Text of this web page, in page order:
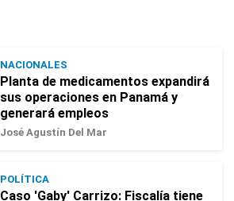
NACIONALES
Planta de medicamentos expandirá
sus operaciones en Panamá y
generará empleos
José Agustín Del Mar
POLÍTICA
Caso 'Gaby' Carrizo: Fiscalía tiene